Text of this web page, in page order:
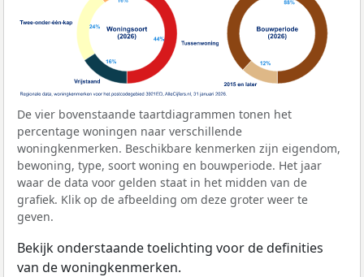
De vier bovenstaande taartdiagrammen tonen het
percentage woningen naar verschillende
woningkenmerken. Beschikbare kenmerken zijn eigendom,
bewoning, type, soort woning en bouwperiode. Het jaar
waar de data voor gelden staat in het midden van de
grafiek. Klik op de afbeelding om deze groter weer te
geven.
Bekijk onderstaande toelichting voor de definities
van de woningkenmerken.